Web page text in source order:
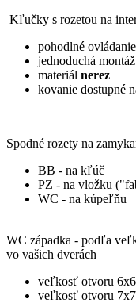
Kľučky s rozetou na
pohodlné
jednoduchá montáž
materiál nerez
kovanie dostupné
Spodné rozety na
BB - na kľúč
PZ - na vložku
WC - na kúpeľňu
WC západka - podľa
vo vašich dverách
veľkosť otvoru
veľkosť otvoru